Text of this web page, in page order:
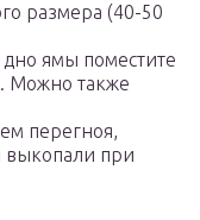
размера (40-50
ямы поместите
Можно также
перегноя,
выкопали при